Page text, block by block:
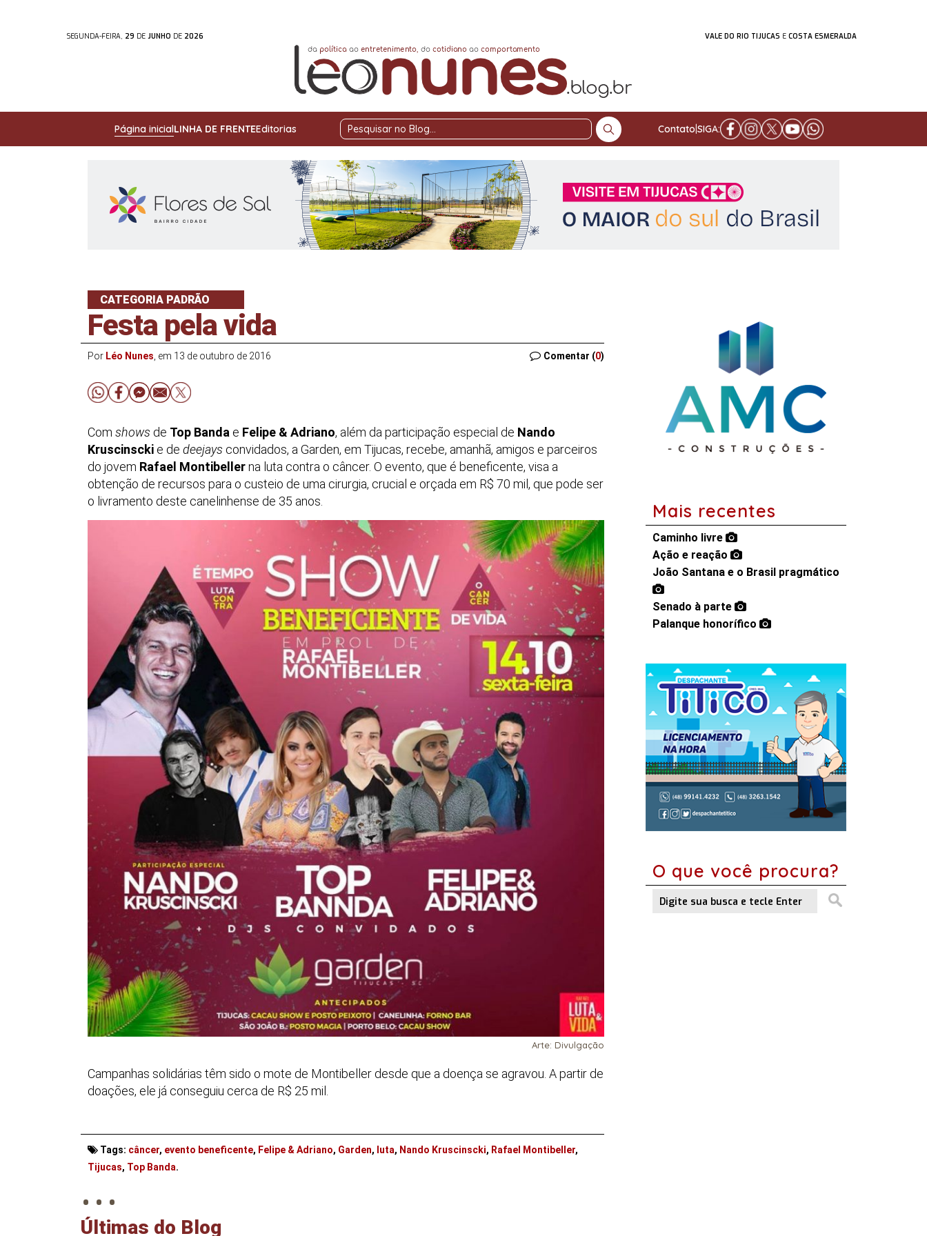
SEGUNDA-FEIRA, 29 DE JUNHO DE 2026 VALE DO RIO TIJUCAS E COSTA ESMERALDA
Página inicialLINHA DE FRENTEEditorias
Pesquisar
Blog
Contato SIGA:
CATEGORIA PADRÃO
Festa pela vida
Por Léo Nunes , em 13 de outubro de 2016 Comentar (0)
Com shows de Top Banda e Felipe & Adriano, além da participação especial de Nando
Kruscinscki e de deejays convidados, a Garden, em Tijucas, recebe, amanhã, amigos e parceiros
do jovem Rafael Montibellerna luta contra o câncer. O evento, que é beneficente, visa a
obtenção de recursos para o custeio de uma cirurgia, crucial e orçada em R$ 70 mil, que pode ser
o livramento deste canelinhense de 35 anos.
Arte: Divulgação
Campanhas solidárias têm sido o mote de Montibeller desde que a doença se agravou. A partir de
doações, ele já conseguiu cerca de R$ 25 mil.
Tags: câncer, evento beneficente, Felipe & Adriano, Garden, luta, Nando Kruscinscki, Rafael Montibeller,
Tijucas, Top Banda.
. . .
Últimas do Blog
Mais recentes
Caminho livre
Ação e reação
João Santana e o Brasil pragmático
Senado à parte
Palanque honorífico
O que você procura?